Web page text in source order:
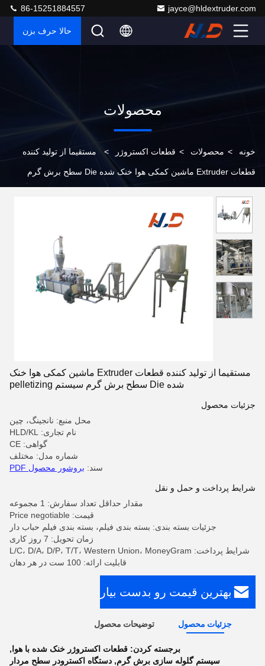
jayce@hldextruder.com
86-15251884557
حالا حرف بزن
محصولات
خونه > محصولات > قطعات اکستروژر > مستقیما از تولید کننده
قطعات Extruder ماشین کمکی هوا خنک شده Die سطح برش گرم
مستقیما از تولید کننده قطعات Extruder ماشین کمکی هوا خنک
شده Die سطح برش گرم سیستم pelletizing
جزئیات محصول
محل منبع: نانجینگ، چین
نام تجاری: HLD/KL
گواهی: CE
شماره مدل: مختلف
سند: بروشور محصول PDF
شرایط پرداخت و حمل و نقل
مقدار حداقل تعداد سفارش: 1 مجموعه
قیمت: Price negotiable
جزئیات بسته بندی: بسته بندی فیلم، بسته بندی فیلم حباب دار
زمان تحویل: 7 روز کاری
شرایط پرداخت: L/C، D/A، D/P، T/T، Western Union، MoneyGram
قابلیت ارائه: 100 ست در هر دهان
بهترین قیمت رو بدست بیار
جزئیات محصول توضیحات محصول
برجسته کردن: قطعات اکستروژر خنک شده با هوا ,
سیستم گلوله سازی برش گرم, دستگاه اکسترودر سطح مردار